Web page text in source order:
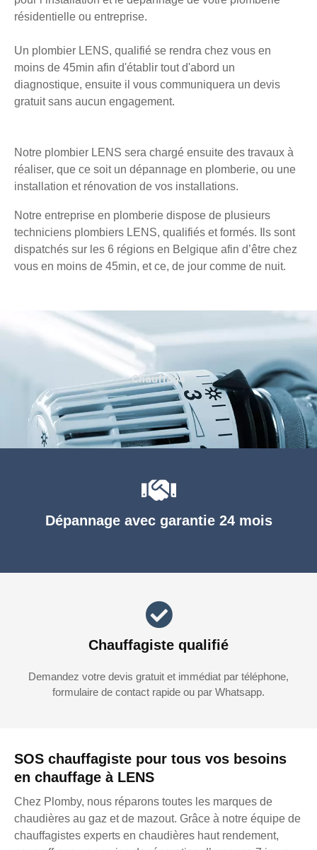
résidentielle ou entreprise.
Un plombier LENS, qualifié se rendra chez vous en
moins de 45min afin d'établir tout d'abord un
diagnostique, ensuite il vous communiquera un devis
gratuit sans aucun engagement.
Notre plombier LENS sera chargé ensuite des travaux à
réaliser, que ce soit un dépannage en plomberie, ou une
installation et rénovation de vos installations.
Notre entreprise en plomberie dispose de plusieurs
techniciens plombiers LENS, qualifiés et formés. Ils sont
dispatchés sur les 6 régions en Belgique afin d’être chez
vous en moins de 45min, et ce, de jour comme de nuit.
SOS chauffagiste pour tous vos besoins
en chauffage à LENS
Chez Plomby, nous réparons toutes les marques de
chaudières au gaz et de mazout. Grâce à notre équipe de
chauffagistes experts en chaudières haut rendement,
Dépannage avec garantie 24 mois
Chauffagiste qualifié
Demandez votre devis gratuit et immédiat par téléphone,
formulaire de contact rapide ou par Whatsapp.
Chauffage